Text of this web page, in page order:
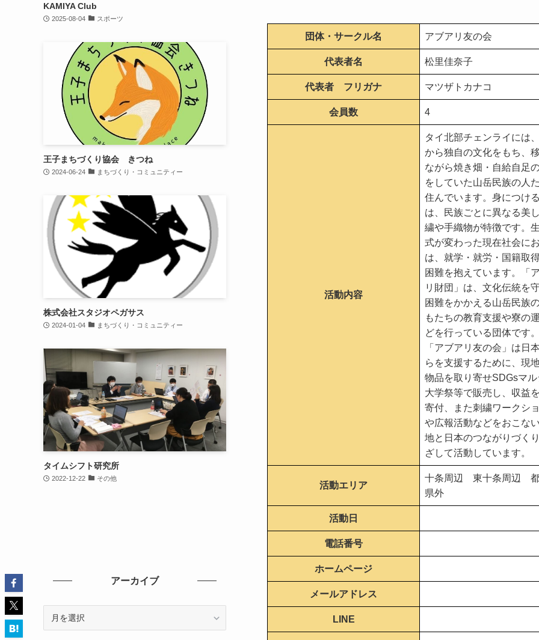
団体・サークル名 アブアリ友の会
代表者名 松里佳奈子
代表者 フリガナ マツザトカナコ
会員数 4
活動内容
タイ北部チェンライには
から独自の文化をもち、
ながら焼き畑・自給自足
をしていた山岳民族の人
住んでいます。身につけ
は、民族ごとに異なる美
繍や手織物が特徴です。
式が変わった現在社会に
は、就学・就労・国籍取
困難を抱えています。「
リ財団」は、文化伝統を
困難をかかえる山岳民族
もたちの教育支援や寮の
どを行っている団体です
「アブアリ友の会」は日
らを支援するために、現
物品を取り寄せSDGsマ
大学祭等で販売し、収益
寄付、また刺繍ワークシ
や広報活動などをおこな
地と日本のつながりづく
ざして活動しています。
活動エリア
十条周辺 東十条周辺
県外
活動日
電話番号
ホームページ
メールアドレス
LINE
KAMIYA Club
2025-08-04 スポーツ
王子まちづくり協会 きつね
2024-06-24 まちづくり・コミュニティー
株式会社スタジオペガサス
2024-01-04 まちづくり・コミュニティー
タイムシフト研究所
2022-12-22 その他
アーカイブ